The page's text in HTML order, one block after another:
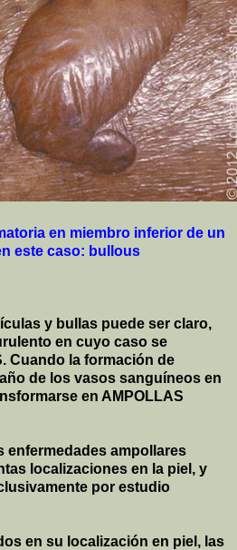
en miembro inferior de un
este caso: bullous
y bullas puede ser claro,
en cuyo caso se
Cuando la formación de
de los vasos sanguíneos en
en AMPOLLAS
enfermedades ampollares
localizaciones en la piel, y
por estudio
en su localización en piel, las